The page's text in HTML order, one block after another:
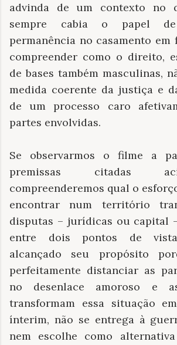
advinda de um contexto no
sempre cabia o papel
permanência no casamento em
compreender como o direito,
de bases também masculinas,
medida coerente da justiça e
de um processo caro
partes envolvidas.
Se observarmos o filme a
premissas citadas
compreenderemos qual o
encontrar num território
disputas – jurídicas ou capital
entre dois pontos de
alcançado seu propósito
perfeitamente distanciar as
no desenlace amoroso e
transformam essa situação
ínterim, não se entrega à
nem escolhe como